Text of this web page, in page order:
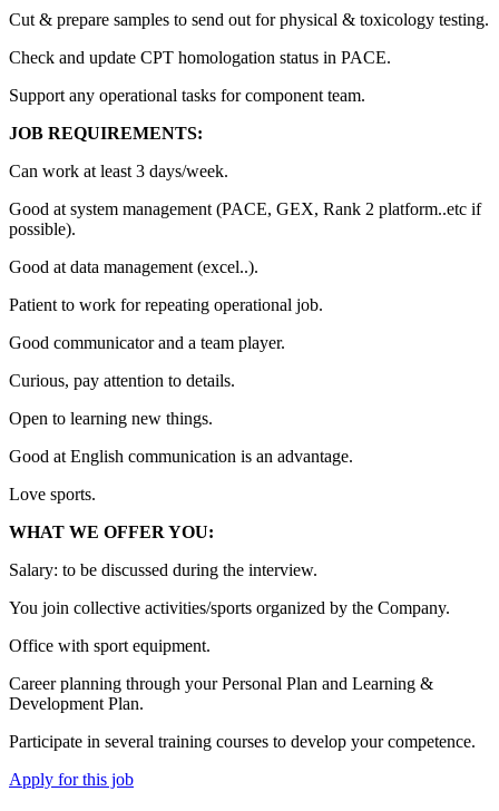
Cut & prepare samples to send out for physical & toxicology testing.
Check and update CPT homologation status in PACE.
Support any operational tasks for component team.
JOB REQUIREMENTS:
Can work at least 3 days/week.
Good at system management (PACE, GEX, Rank 2 platform..etc if
possible).
Good at data management (excel..).
Patient to work for repeating operational job.
Good communicator and a team player.
Curious, pay attention to details.
Open to learning new things.
Good at English communication is an advantage.
Love sports.
WHAT WE OFFER YOU:
Salary: to be discussed during the interview.
You join collective activities/sports organized by the Company.
Office with sport equipment.
Career planning through your Personal Plan and Learning &
Development Plan.
Participate in several training courses to develop your competence.
Apply for this job